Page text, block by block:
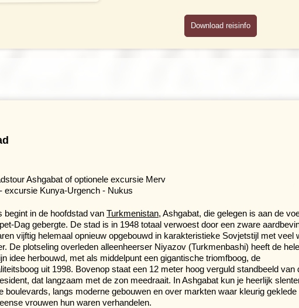
Download reisinfo
Ashgabat of optionele excursie Merv
excursie Kunya-Urgench - Nukus
begint in de hoofdstad van Turkmenistan, Ashgabat, die gelegen is aan de
Dag gebergte. De stad is in 1948 totaal verwoest door een zware
vijftig helemaal opnieuw opgebouwd in karakteristieke Sovjetstijl met veel
De plotseling overleden alleenheerser Niyazov (Turkmenbashi) heeft de
idee herbouwd, met als middelpunt een gigantische triomfboog, de
uit 1998. Bovenop staat een 12 meter hoog verguld standbeeld van
dat langzaam met de zon meedraait. In Ashgabat kun je heerlijk
boulevards, langs moderne gebouwen en over markten waar kleurig geklede
vrouwen hun waren verhandelen.